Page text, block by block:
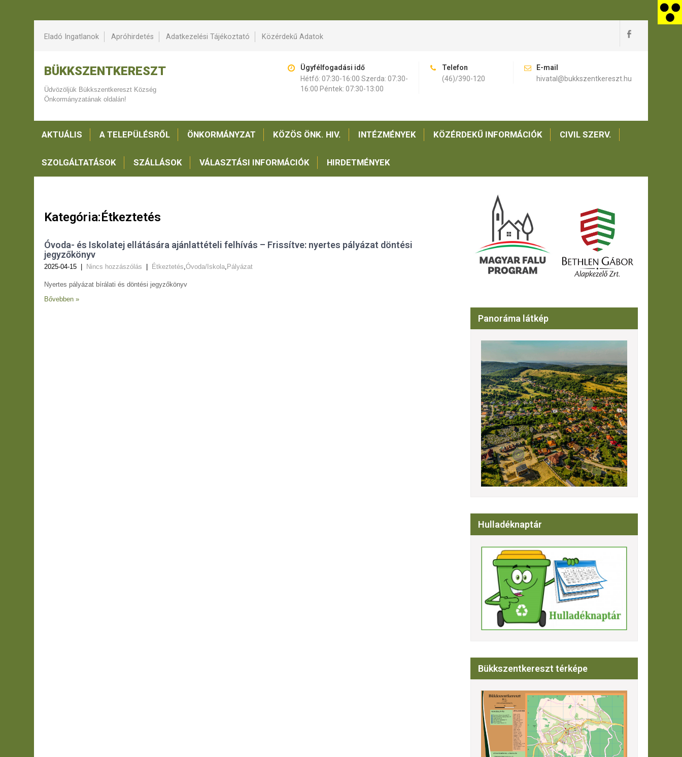
Eladó Ingatlanok Apróhirdetés Adatkezelési Tájékoztató Közérdekű Adatok
BÜKKSZENTKERESZT
Üdvözöljük Bükkszentkereszt Község
Önkormányzatának oldalán!
Ügyfélfogadási idő
Hétfő: 07:30-16:00 Szerda: 07:30-
16:00 Péntek: 07:30-13:00
Telefon
(46)/390-120
E-mail
hivatal@bukkszentkereszt.hu
AKTUÁLIS A TELEPÜLÉSRŐL ÖNKORMÁNYZAT KÖZÖS ÖNK. HIV. INTÉZMÉNYEK KÖZÉRDEKŰ INFORMÁCIÓK CIVIL SZERV.
SZOLGÁLTATÁSOK SZÁLLÁSOK VÁLASZTÁSI INFORMÁCIÓK HIRDETMÉNYEK
Kategória:Étkeztetés
Óvoda- és Iskolatej ellátására ajánlattételi felhívás – Frissítve: nyertes pályázat döntési
jegyzőkönyv
2025-04-15 Nincs hozzászólás Étkeztetés,Óvoda/Iskola, Pályázat
Nyertes pályázat bírálati és döntési jegyzőkönyv
Bővebben »
Panoráma látkép
Hulladéknaptár
Bükkszentkereszt térképe